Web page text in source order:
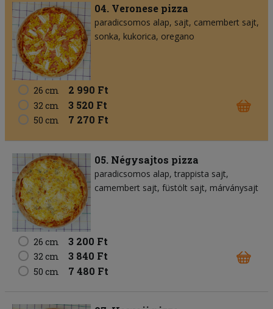
04. Veronese pizza
paradicsomos alap sajt camembert sajt
sonka kukorica oregano
26 cm 2 990 Ft
32 cm 3 520 Ft
50 cm 7 270 Ft
05. Négysajtos pizza
paradicsomos alap trappista sajt
camembert sajt füstölt sajt márványsajt
26 cm 3 200 Ft
32 cm 3 840 Ft
50 cm 7 480 Ft